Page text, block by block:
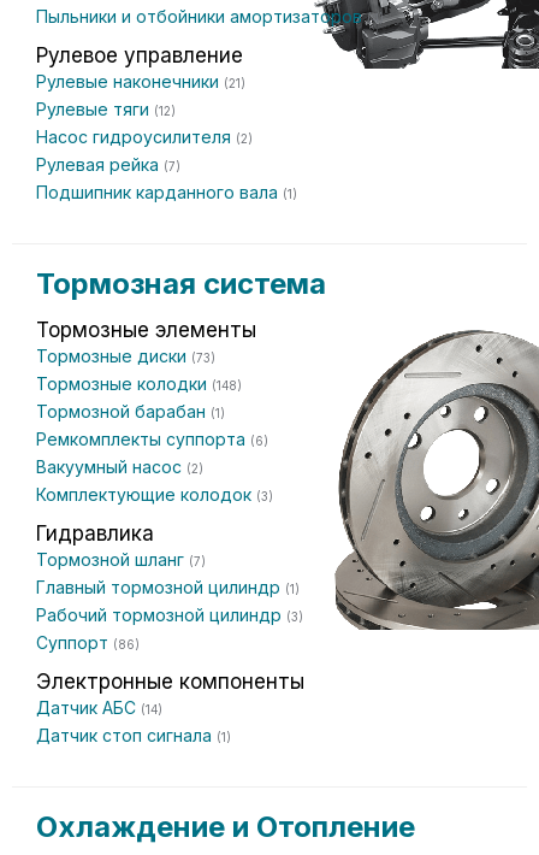
Пыльники и отбойники амортизаторов(4)
Рулевое управление
Рулевые наконечники (21)
Рулевые тяги (12)
Насос гидроусилителя (2)
Рулевая рейка (7)
Подшипник карданного вала (1)
Тормозная система
Тормозные элементы
Тормозные диски (73)
Тормозные колодки (148)
Тормозной барабан (1)
Ремкомплекты суппорта (6)
Вакуумный насос (2)
Комплектующие колодок (3)
Гидравлика
Тормозной шланг (7)
Главный тормозной цилиндр (1)
Рабочий тормозной цилиндр (3)
Суппорт (86)
Электронные компоненты
Датчик АБС (14)
Датчик стоп сигнала (1)
Охлаждение и Отопление